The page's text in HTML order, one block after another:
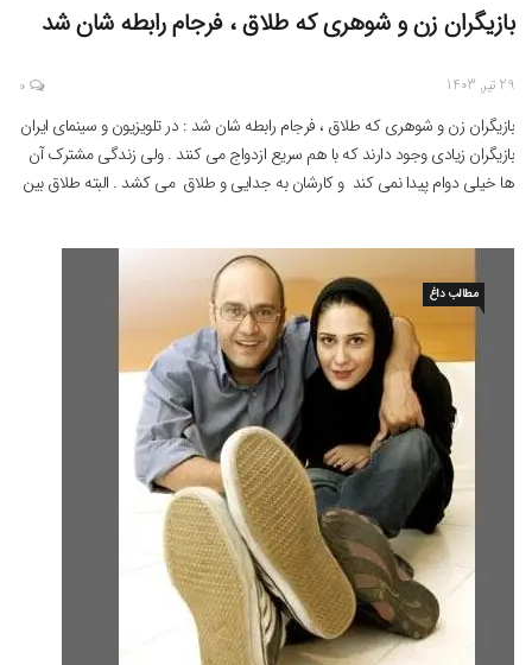
بازیگران زن و شوهری که طلاق ، فرجام رابطه شان شد
29 تیر, 1403 0
بازیگران زن و شوهری که طلاق ، فرجام رابطه شان شد : در تلویزیون و سینمای ایران
بازیگران زیادی وجود دارند که با هم سریع ازدواج می کنند . ولی زندگی مشترک آن
ها خیلی دوام پیدا نمی کند و کارشان به جدایی و طلاق می کشد . البته طلاق بین
مطالب داغ